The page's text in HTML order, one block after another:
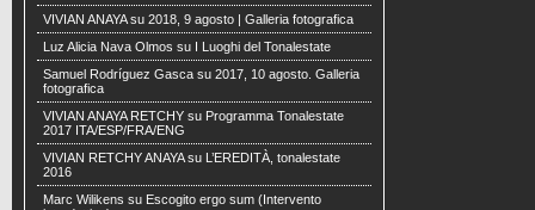
VIVIAN ANAYAsu 2018, 9 agosto | Galleria fotografica
Luz Alicia Nava Olmos su I Luoghi del Tonalestate
Samuel Rodríguez Gasca su 2017, 10 agosto. Galleria
fotografica
VIVIAN ANAYA RETCHY su Programma Tonalestate
2017 ITA/ESP/FRA/ENG
VIVIAN RETCHY ANAYAsu L’EREDITÀ, tonalestate
2016
Marc Wilikens su Escogito ergo sum (Intervento